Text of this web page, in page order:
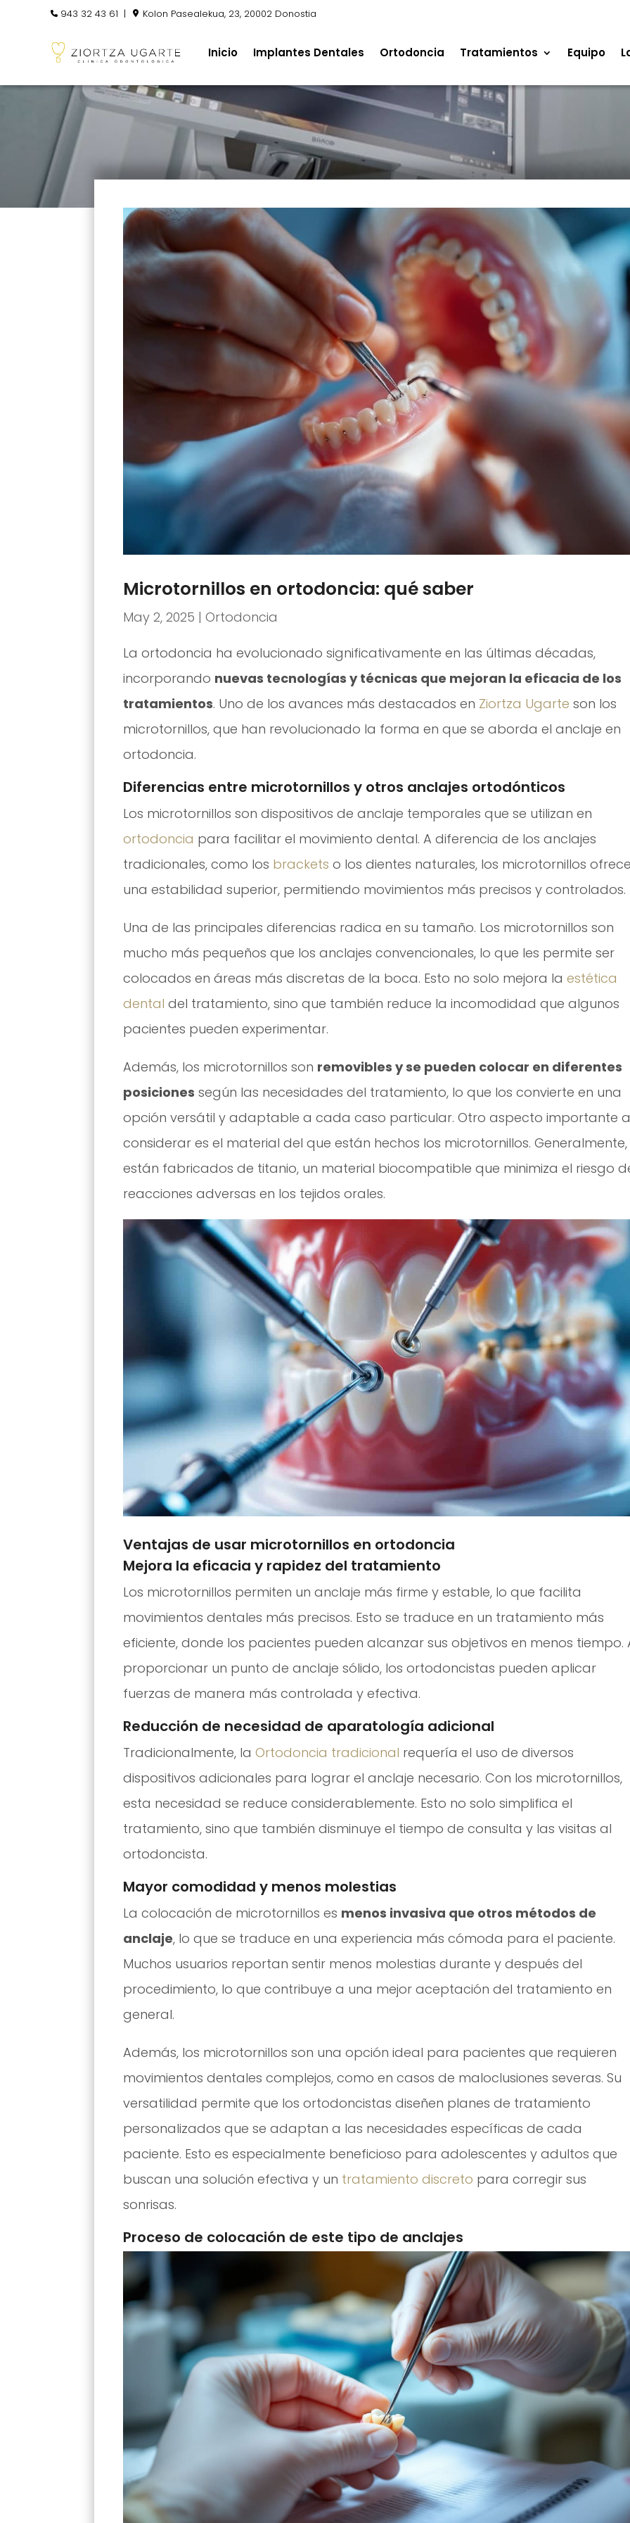
943 32 43 61 | Kolon Pasealekua, 23, 20002 Donostia
Inicio Implantes Dentales Ortodoncia Tratamientos Equipo
Microtornillos en ortodoncia: qué saber
May 2, 2025 | Ortodoncia
La ortodoncia ha evolucionado significativamente en las últimas décadas,
incorporando nuevas tecnologías y técnicas que mejoran la eficacia de los
tratamientos. Uno de los avances más destacados en Ziortza Ugarte son los
microtornillos, que han revolucionado la forma en que se aborda el anclaje en
ortodoncia.
Diferencias entre microtornillos y otros anclajes ortodónticos
Los microtornillos son dispositivos de anclaje temporales que se utilizan en
ortodoncia para facilitar el movimiento dental. A diferencia de los anclajes
tradicionales, como los brackets o los dientes naturales, los microtornillos
una estabilidad superior, permitiendo movimientos más precisos y controlados.
Una de las principales diferencias radica en su tamaño. Los microtornillos son
mucho más pequeños que los anclajes convencionales, lo que les permite ser
colocados en áreas más discretas de la boca. Esto no solo mejora la estética
dental del tratamiento, sino que también reduce la incomodidad que algunos
pacientes pueden experimentar.
Además, los microtornillos son removibles y se pueden colocar en diferentes
posiciones según las necesidades del tratamiento, lo que los convierte en una
opción versátil y adaptable a cada caso particular. Otro aspecto importante a
considerar es el material del que están hechos los microtornillos. Generalmente,
están fabricados de titanio, un material biocompatible que minimiza el riesgo
reacciones adversas en los tejidos orales.
Ventajas de usar microtornillos en ortodoncia
Mejora la eficacia y rapidez del tratamiento
Los microtornillos permiten un anclaje más firme y estable, lo que facilita
movimientos dentales más precisos. Esto se traduce en un tratamiento más
eficiente, donde los pacientes pueden alcanzar sus objetivos en menos tiempo.
proporcionar un punto de anclaje sólido, los ortodoncistas pueden aplicar
fuerzas de manera más controlada y efectiva.
Reducción de necesidad de aparatología adicional
Tradicionalmente, la Ortodoncia tradicional requería el uso de diversos
dispositivos adicionales para lograr el anclaje necesario. Con los microtornillos,
esta necesidad se reduce considerablemente. Esto no solo simplifica el
tratamiento, sino que también disminuye el tiempo de consulta y las visitas al
ortodoncista.
Mayor comodidad y menos molestias
La colocación de microtornillos es menos invasiva que otros métodos de
anclaje, lo que se traduce en una experiencia más cómoda para el paciente.
Muchos usuarios reportan sentir menos molestias durante y después del
procedimiento, lo que contribuye a una mejor aceptación del tratamiento en
general.
Además, los microtornillos son una opción ideal para pacientes que requieren
movimientos dentales complejos, como en casos de maloclusiones severas. Su
versatilidad permite que los ortodoncistas diseñen planes de tratamiento
personalizados que se adaptan a las necesidades específicas de cada
paciente. Esto es especialmente beneficioso para adolescentes y adultos que
buscan una solución efectiva y un tratamiento discreto para corregir sus
sonrisas.
Proceso de colocación de este tipo de anclajes